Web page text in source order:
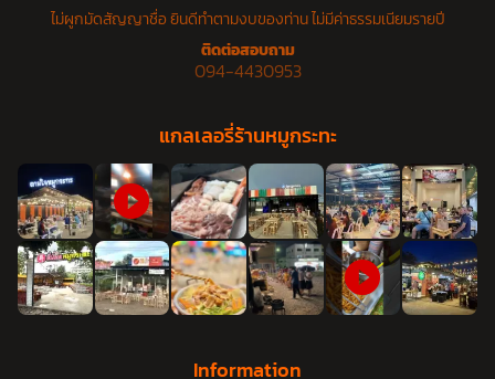
ไม่ผูกมัดสัญญาชื่อ ยินดีทำตามงบของท่าน ไม่มีค่าธรรมเนียมรายปี
ติดต่อสอบถาม
094-4430953
แกลเลอรี่ร้านหมูกระทะ
Information